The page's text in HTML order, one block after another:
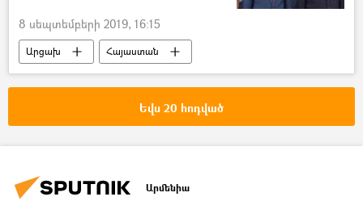
Զինվոր
8 սեպտեմբերի 2019, 16:15
Արցախ
Հայաստան
Քաղաքականություն
Նիկոլ Փաշինյան
Ընտրություններ
Եվս 20 հոդված
Արմենիա